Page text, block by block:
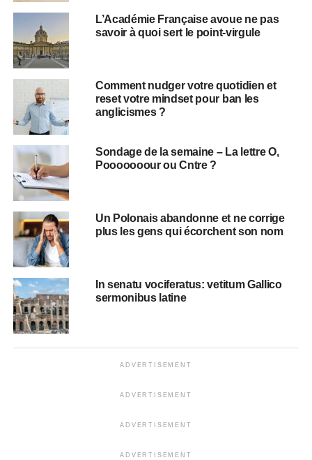
L’Académie Française avoue ne pas
savoir à quoi sert le point-virgule
Comment nudger votre quotidien et
reset votre mindset pour ban les
anglicismes ?
Sondage de la semaine – La lettre O,
Pooooooour ou Cntre ?
Un Polonais abandonne et ne corrige
plus les gens qui écorchent son nom
In senatu vociferatus: vetitum Gallico
sermonibus latine
ADVERTISEMENT
ADVERTISEMENT
ADVERTISEMENT
ADVERTISEMENT